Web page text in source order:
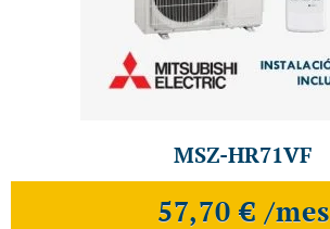
MSZ-HR71VF
57,70 € /mes